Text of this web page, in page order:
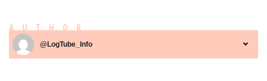
AUTHOR
@LogTube_Info